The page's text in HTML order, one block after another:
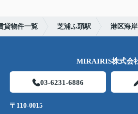
貸物件一覧 芝浦ふ頭駅 港区海
MIRAIRIS株式会
03-6231-6886
〒110-0015